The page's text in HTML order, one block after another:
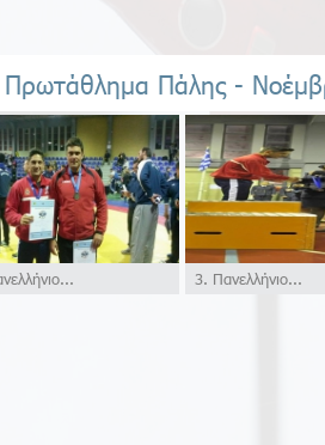
Πάλης -
3. Πανελλήνιο...